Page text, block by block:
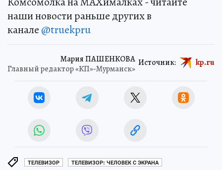
наши новости раньше других в
канале @truekpru
Мария ПАШЕНКОВА
Главный редактор «КП»-Мурманск»
Источник: kp.ru
ТЕЛЕВИЗОР ТЕЛЕВИЗОР: ЧЕЛОВЕК С ЭКРАНА